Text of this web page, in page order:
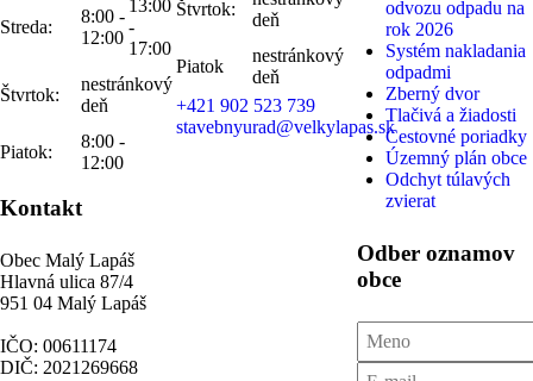
Streda:
8:00 -
12:00
13:00
-
17:00
Štvrtok:
nestránkový
deň
Piatok:
8:00 -
12:00
Kontakt
Obec Malý Lapáš
Hlavná ulica 87/4
951 04 Malý Lapáš
IČO: 00611174
DIČ: 2021269668
Štvrtok:
deň
Piatok
nestránkový
deň
+421 902 523 739
stavebnyurad@velkylapas.sk
odvozu odpadu na
rok 2026
Systém nakladania
odpadmi
Zberný dvor
Tlačivá a žiadosti
Cestovné poriadky
Územný plán obce
Odchyt túlavých
zvierat
Odber oznamov
obce